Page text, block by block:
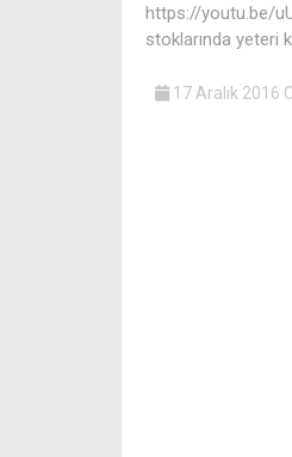
https://youtu.be/
stoklarında yeteri
17 Aralık 2016